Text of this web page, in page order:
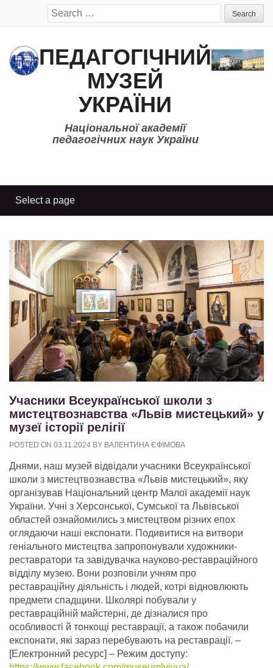
Search
for:
ПЕДАГОГІЧНИЙ
МУЗЕЙ
УКРАЇНИ
Національної академії
педагогічних наук України
Учасники Всеукраїнської школи з
мистецтвознавства «Львів мистецький» у
музеї історії релігії
POSTED ON 03.11.2024 BY ВАЛЕНТИНА ЄФІМОВА
Днями, наш музей відвідали учасники Всеукраїнської
школи з мистецтвознавства «Львів мистецький», яку
організував Національний центр Малої академії наук
України. Учні з Херсонської, Сумської та Львівської
областей ознайомились з мистецтвом різних епох
оглядаючи наші експонати. Подивитися на витвори
геніального мистецтва запропонували художники-
реставратори та завідувачка науково-реставраційного
відділу музею. Вони розповіли учням про
реставраційну діяльність і людей, котрі відновлюють
предмети спадщини. Школярі побували у
реставраційній майстерні, де дізналися про
особливості й тонкощі реставрації, а також побачили
експонати, які зараз перебувають на реставрації. –
[Електронний ресурс] – Режим доступу: